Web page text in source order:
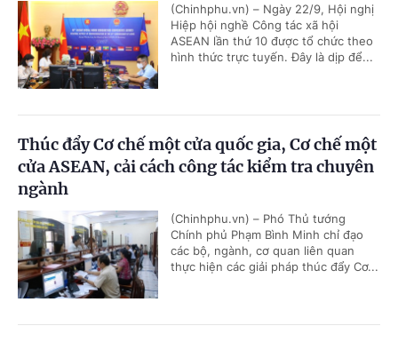
(Chinhphu.vn) – Ngày 22/9, Hội nghị
Hiệp hội nghề Công tác xã hội
ASEAN lần thứ 10 được tổ chức theo
hình thức trực tuyến. Đây là dịp để...
Thúc đẩy Cơ chế một cửa quốc gia, Cơ chế một
cửa ASEAN, cải cách công tác kiểm tra chuyên
ngành
(Chinhphu.vn) – Phó Thủ tướng
Chính phủ Phạm Bình Minh chỉ đạo
các bộ, ngành, cơ quan liên quan
thực hiện các giải pháp thúc đẩy Cơ...